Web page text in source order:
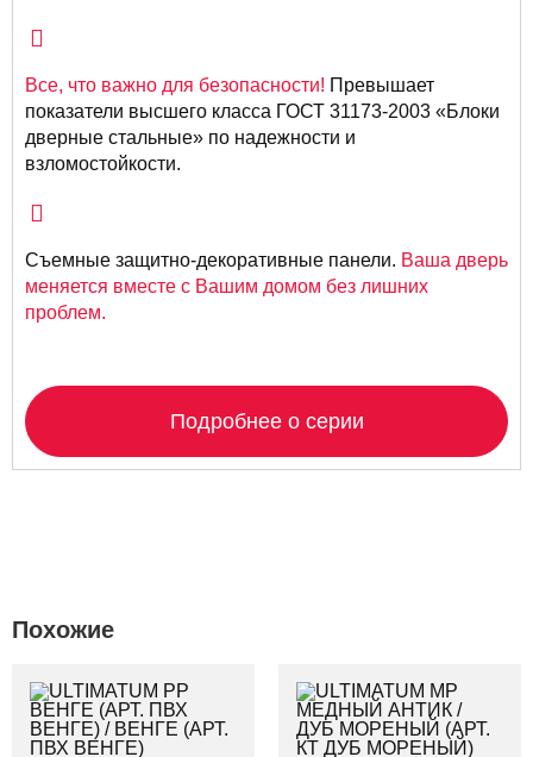
Все, что важно для безопасности! Превышает
показатели высшего класса ГОСТ 31173-2003 «Блоки
дверные стальные» по надежности и
взломостойкости.
Съемные защитно-декоративные панели. Ваша дверь
меняется вместе с Вашим домом без лишних
проблем.
Подробнее о серии
Похожие